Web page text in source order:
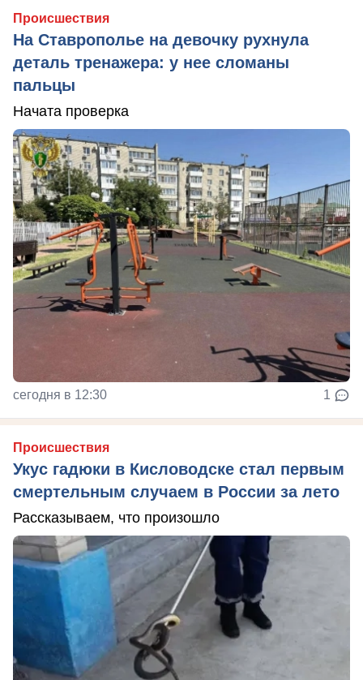
Происшествия
На Ставрополье на девочку рухнула
деталь тренажера: у нее сломаны
пальцы
Начата проверка
сегодня в 12:30 1
Происшествия
Укус гадюки в Кисловодске стал первым
смертельным случаем в России за лето
Рассказываем, что произошло